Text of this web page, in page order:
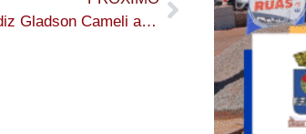
“Fiz o que eu pude” diz Gladson Cameli ao deixar governo do Acre